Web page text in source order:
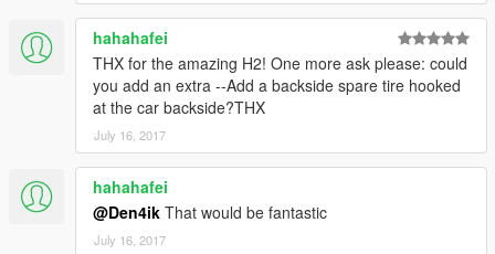
hahahafei
THX for the amazing H2! One more ask please: could
you add an extra --Add a backside spare tire hooked
at the car backside?THX
July 16, 2017
hahahafei
@Den4ik That would be fantastic
July 16, 2017